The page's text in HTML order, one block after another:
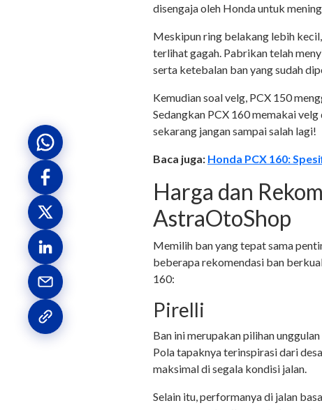
disengaja oleh Honda untuk
Meskipun ring belakang lebih
terlihat gagah. Pabrikan telah
serta ketebalan ban yang sudah
Kemudian soal velg, PCX 150
Sedangkan PCX 160 memakai
sekarang jangan sampai salah lagi!
Baca juga: Honda PCX 160:
Harga dan
AstraOtoShop
Memilih ban yang tepat sama
beberapa rekomendasi ban
160:
Pirelli
Ban ini merupakan pilihan
Pola tapaknya terinspirasi dari
maksimal di segala kondisi jalan.
Selain itu, performanya di jalan